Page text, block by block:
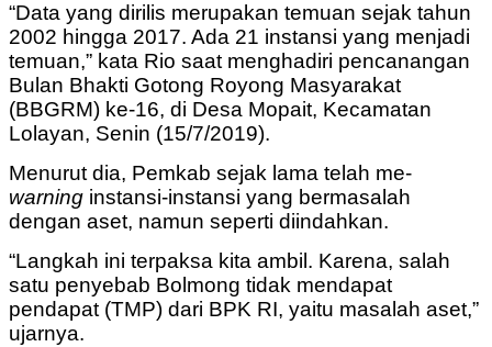
“Data yang dirilis merupakan temuan sejak tahun
2002 hingga 2017. Ada 21 instansi yang menjadi
temuan,” kata Rio saat menghadiri pencanangan
Bulan Bhakti Gotong Royong Masyarakat
(BBGRM) ke-16, di Desa Mopait, Kecamatan
Lolayan, Senin (15/7/2019).
Menurut dia, Pemkab sejak lama telah me-
warning instansi-instansi yang bermasalah
dengan aset, namun seperti diindahkan.
“Langkah ini terpaksa kita ambil. Karena, salah
satu penyebab Bolmong tidak mendapat
pendapat (TMP) dari BPK RI, yaitu masalah aset,”
ujarnya.